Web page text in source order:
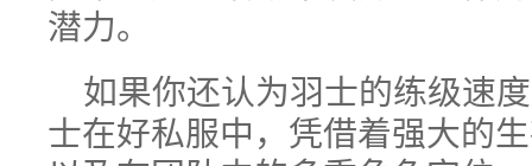
潜力。
如果你还认为羽士的练级速
士在好私服中，凭借着强大的